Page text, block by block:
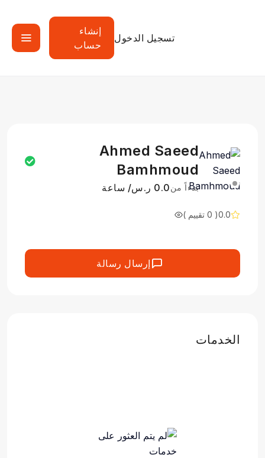
تسجيل الدخول
إنشاء
حساب
Ahmed Saeed
Bamhmoud
بدءاً من0.0 ر.س/ ساعة
0.0( 0 تقييم )
إرسال رسالة
الخدمات